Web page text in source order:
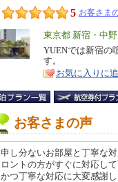
5 お客さま
エ
リ
ア
東京都 新宿・中
特
徴
YUENでは新宿の
す。
お気に入りに
お客さまの声
申し分ないお部屋と丁寧な
ロントの方がすぐに対応し
かつ丁寧な対応に大変感謝